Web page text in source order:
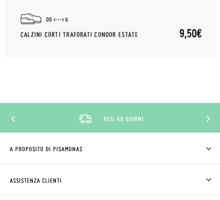
00 6
CALZINI CORTI TRAFORATI CONDOR ESTATE 9,50€
RESI 60 GIORNI
A PROPOSITO DI PISAMONAS
ASSISTENZA CLIENTI